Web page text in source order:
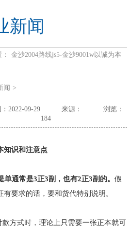
新闻
金沙2004路线js5-金沙9001w以诚为本
闻 >
2022-09-29 来源：
浏览：
184
知识和注意点
单通常是3正3副，也有2正3副的。 假
有要求的话，要和货代特别说明。
款方式时，理论上只需要一张正本就可